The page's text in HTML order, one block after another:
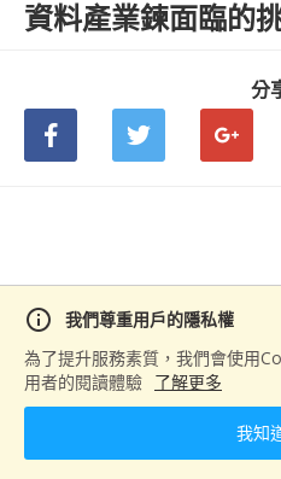
info
我們尊重用戶的隱私權
為了提升服務素質，我們會使用
用者的閱讀體驗 了解更多
我知
資料產業鍊面臨的
分